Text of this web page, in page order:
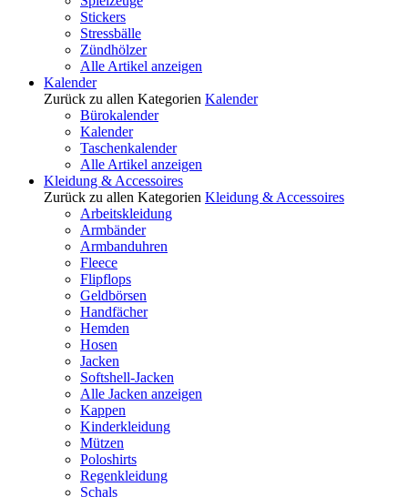
Stickers
Stressbälle
Zündhölzer
Alle Artikel anzeigen
Kalender
Zurück zu allen Kategorien Kalender
Bürokalender
Kalender
Taschenkalender
Alle Artikel anzeigen
Kleidung & Accessoires
Zurück zu allen Kategorien Kleidung & Accessoires
Arbeitskleidung
Armbänder
Armbanduhren
Fleece
Flipflops
Geldbörsen
Handfächer
Hemden
Hosen
Jacken
Softshell-Jacken
Alle Jacken anzeigen
Kappen
Kinderkleidung
Mützen
Poloshirts
Regenkleidung
Schals